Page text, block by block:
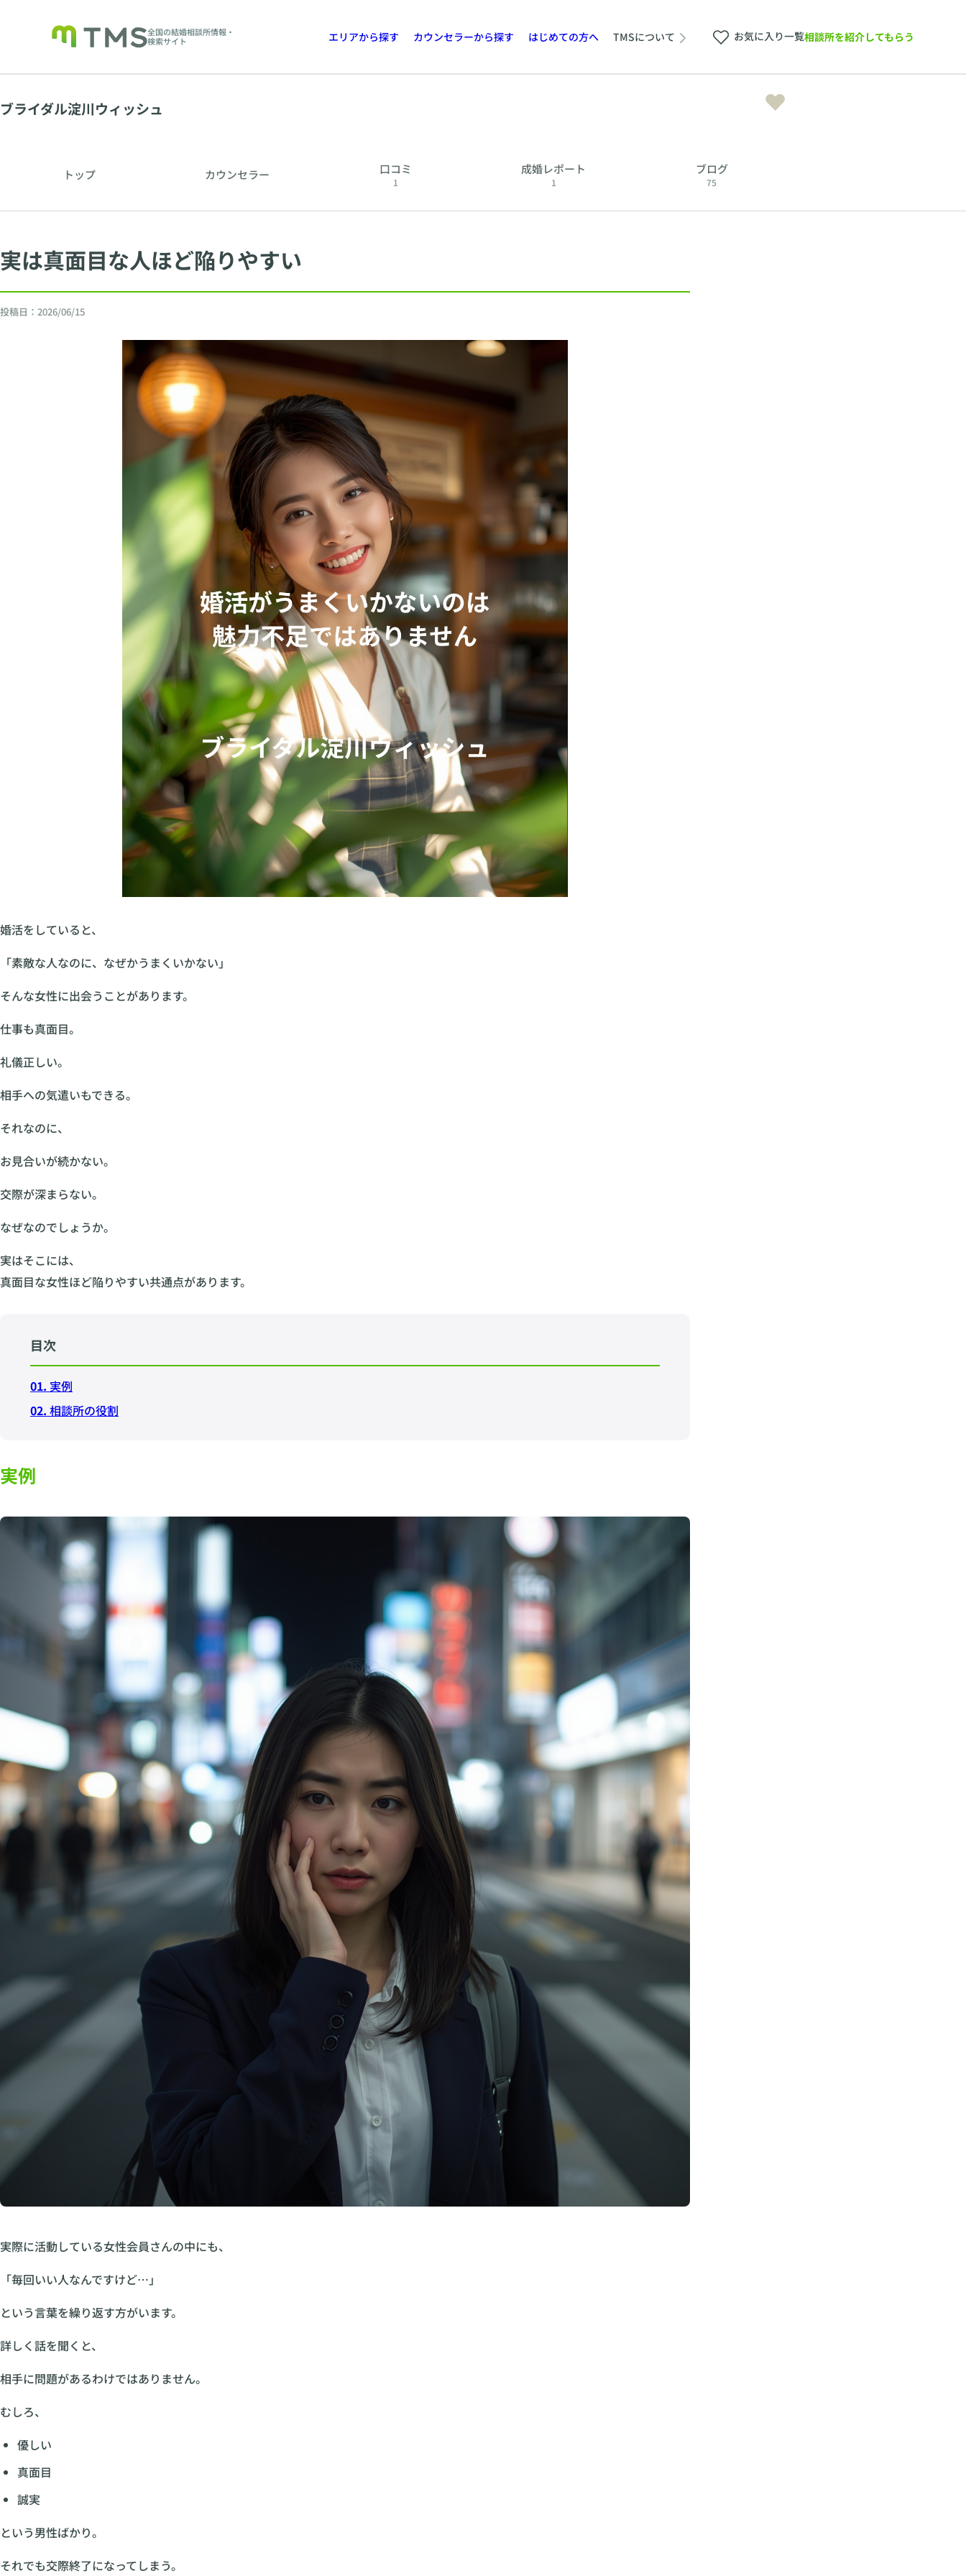
全国の結婚相談所情報・
検索サイト
エリアから探す カウンセラーから探す はじめての方へ TMSについて お気に入り一覧相談所を紹介してもらう
ブライダル淀川ウィッシュ
トップ カウンセラー 口コミ
1
成婚レポート
1
ブログ
75
実は真面目な人ほど陥りやすい
投稿日： 2026/06/15
婚活をしていると、
「素敵な人なのに、なぜかうまくいかない」
そんな女性に出会うことがあります。
仕事も真面目。
礼儀正しい。
相手への気遣いもできる。
それなのに、
お見合いが続かない。
交際が深まらない。
なぜなのでしょうか。
実はそこには、
真面目な女性ほど陥りやすい共通点があります。
目次
01. 実例
02. 相談所の役割
実例
実際に活動している女性会員さんの中にも、
「毎回いい人なんですけど…」
という言葉を繰り返す方がいます。
詳しく話を聞くと、
相手に問題があるわけではありません。
むしろ、
優しい
真面目
誠実
という男性ばかり。
それでも交際終了になってしまう。